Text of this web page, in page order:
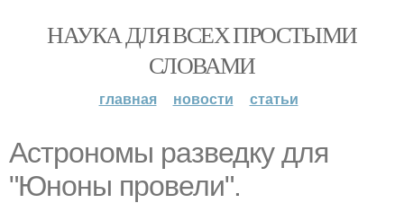
НАУКА ДЛЯ ВСЕХ ПРОСТЫМИ
СЛОВАМИ
главная новости статьи
Астрономы разведку для
"Юноны провели".